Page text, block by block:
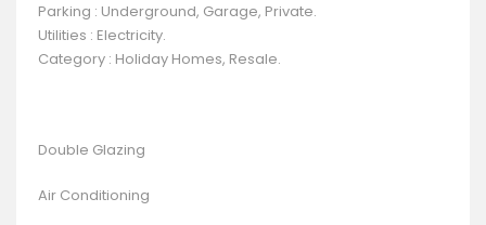
Parking : Underground, Garage, Private.
Utilities : Electricity.
Category : Holiday Homes, Resale.
Double Glazing
Air Conditioning